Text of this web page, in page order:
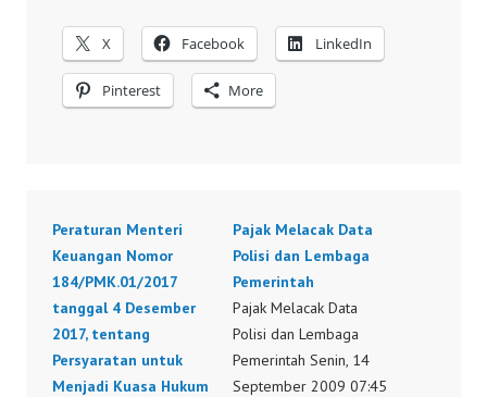
X Facebook LinkedIn
Pinterest More
Peraturan Menteri
Keuangan Nomor
184/PMK.01/2017
tanggal 4 Desember
2017, tentang
Persyaratan untuk
Menjadi Kuasa Hukum
Pajak Melacak Data
Polisi dan Lembaga
Pemerintah
Pajak Melacak Data
Polisi dan Lembaga
Pemerintah Senin, 14
September 2009 07:45